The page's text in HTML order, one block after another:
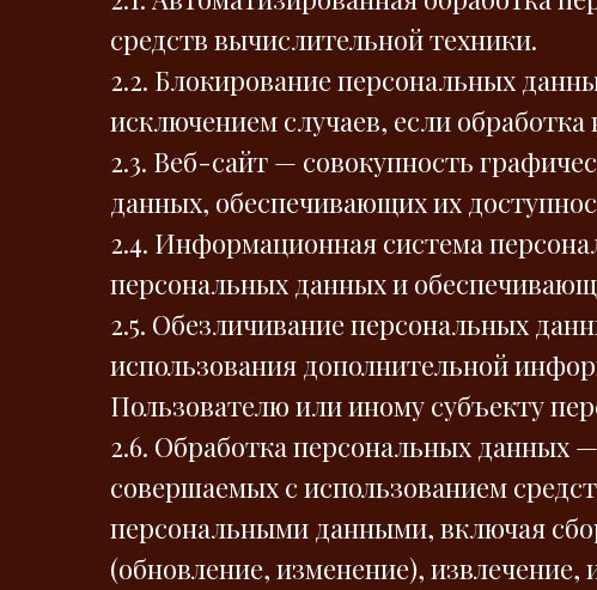
средств вычислительной техники.
2.2. Блокирование персональных
исключением случаев, если
2.3. Веб-сайт — совокупность
данных, обеспечивающих их
2.4. Информационная система
персональных данных и
2.5. Обезличивание персональных
использования дополнительной
Пользователю или иному субъекту
2.6. Обработка персональных данных
совершаемых с использованием
персональными данными, включая
(обновление, изменение), извлечение,